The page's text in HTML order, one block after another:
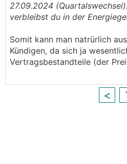
27.09.2024
verbleibst du in der
Somit kann man natrürlich
Kündigen, da sich ja
Vertragsbestandteile (der
<